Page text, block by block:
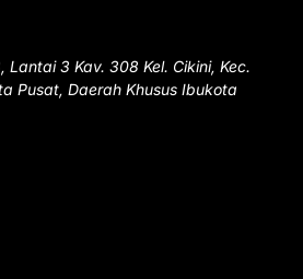
Lantai 3 Kav. 308 Kel. Cikini, Kec.
Pusat, Daerah Khusus Ibukota